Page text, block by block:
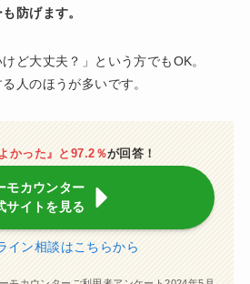
防げます。
ど大丈夫？」という方でもOK。
人のほうが多いです。
かった』と97.2％が回答！
モカウンター
サイトを見る
イン相談はこちらから